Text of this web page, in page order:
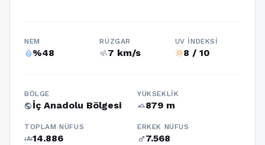
NEM
humidity_percentage%48
RÜZGAR
air7 km/s
UV İNDEKSI
wb_sunny8 / 10
BÖLGE
publicİç Anadolu Bölgesi
YÜKSEKLIK
terrain879 m
TOPLAM NÜFUS
groups14.886
ERKEK NÜFUS
male7.568